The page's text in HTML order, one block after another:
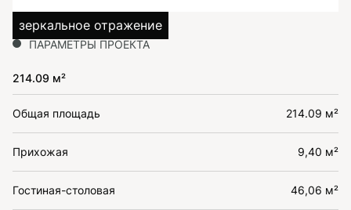
зеркальное отражение
ПАРАМЕТРЫ ПРОЕКТА
214.09 м²
Общая площадь 214.09 м²
Прихожая 9,40 м²
Гостиная-столовая 46,06 м²